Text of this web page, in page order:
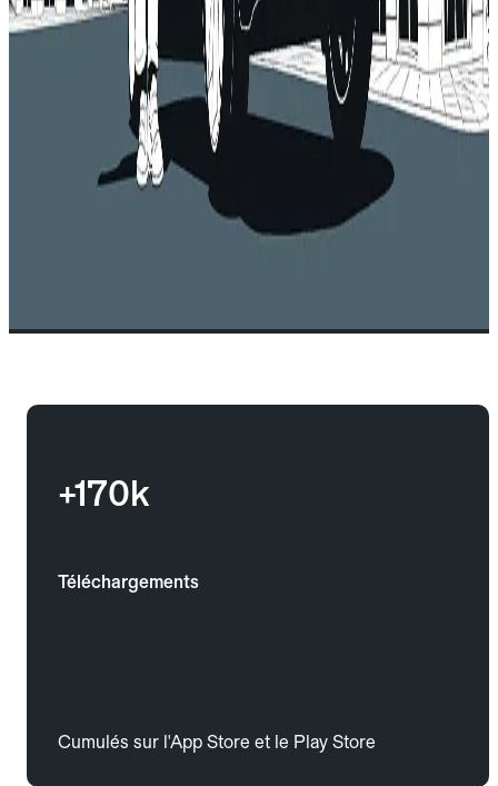
+170k
Téléchargements
Cumulés sur l'App Store et le Play Store